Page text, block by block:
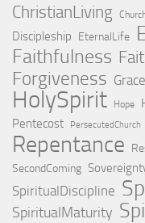
ChristianLiving
Discipleship EternalLife
Faithfulness
Forgiveness Grace
HolySpirit Hope
Pentecost PersecutedChurch
Repentance
SecondComing
SpiritualDiscipline
SpiritualMaturity